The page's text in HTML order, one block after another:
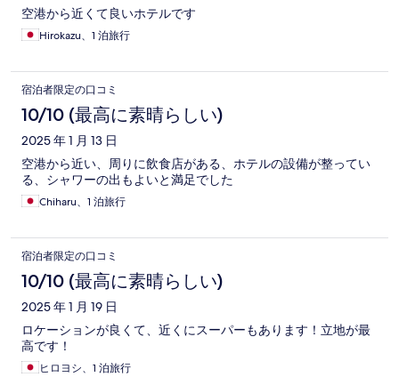
空港から近くて良いホテルです
Hirokazu、1 泊旅行
宿泊者限定の口コミ
10/10 (最高に素晴らしい)
2025 年 1 月 13 日
空港から近い、周りに飲食店がある、ホテルの設備が整ってい
る、シャワーの出もよいと満足でした
Chiharu、1 泊旅行
宿泊者限定の口コミ
10/10 (最高に素晴らしい)
2025 年 1 月 19 日
ロケーションが良くて、近くにスーパーもあります！立地が最
高です！
ヒロヨシ、1 泊旅行